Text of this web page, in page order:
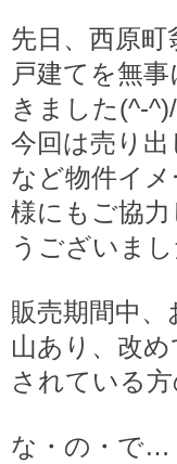
先日、西原
戸建てを無
きました(^-^)/
今回は売り
など物件イ
様にもご協
うございまし
販売期間中
山あり、改
されている
な・の・で…